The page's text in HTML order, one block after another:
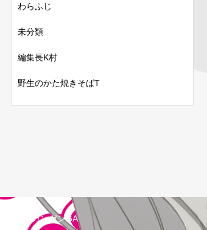
わらふじ
未分類
編集長K村
野生のかた焼きそばT
ガンガンGA